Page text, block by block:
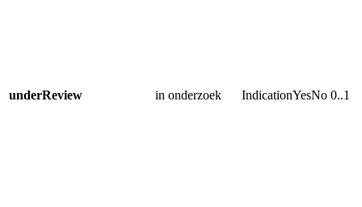
underReview in onderzoek IndicationYesNo 0..1